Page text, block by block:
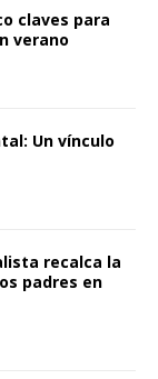
claves para
verano
Un vínculo
recalca la
padres en